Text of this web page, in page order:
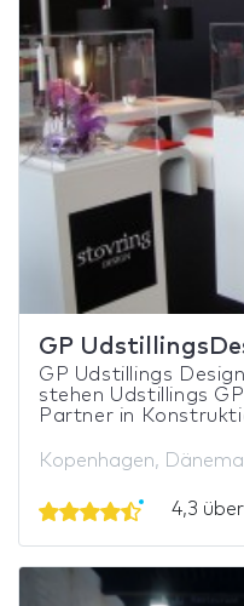
GP
GP Udstillings
stehen Udstillings
Partner in
Kopenhagen,
4,3